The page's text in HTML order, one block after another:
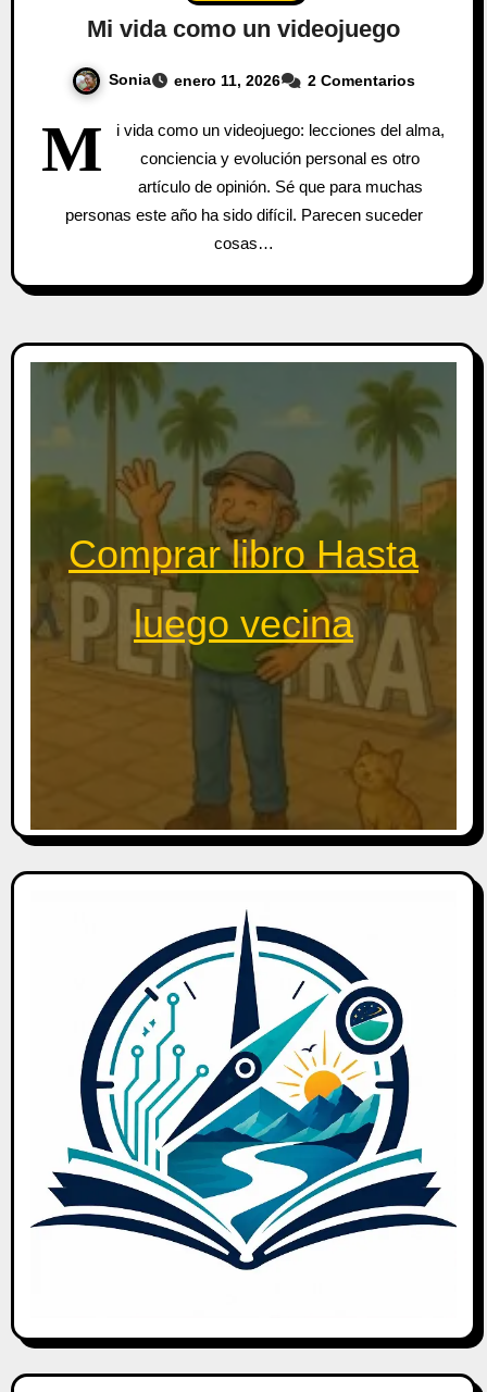
Mi vida como un videojuego
Sonia enero 11, 2026 2 Comentarios
M
i vida como un videojuego: lecciones del alma,
conciencia y evolución personal es otro
artículo de opinión. Sé que para muchas
personas este año ha sido difícil. Parecen suceder
cosas…
Comprar libro Hasta
luego vecina